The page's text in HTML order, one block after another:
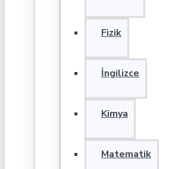
Fizik
İngilizce
Kimya
Matematik